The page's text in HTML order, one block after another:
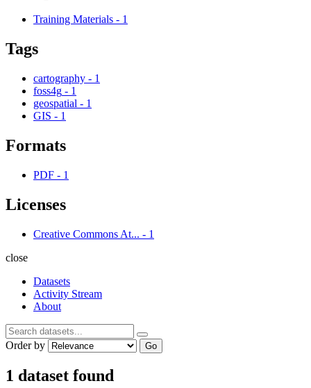
Training Materials - 1
Tags
cartography - 1
foss4g - 1
geospatial - 1
GIS - 1
Formats
PDF - 1
Licenses
Creative Commons At... - 1
close
Datasets
Activity Stream
About
Order by Go
1 dataset found